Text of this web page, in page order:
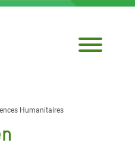
Humanitaires